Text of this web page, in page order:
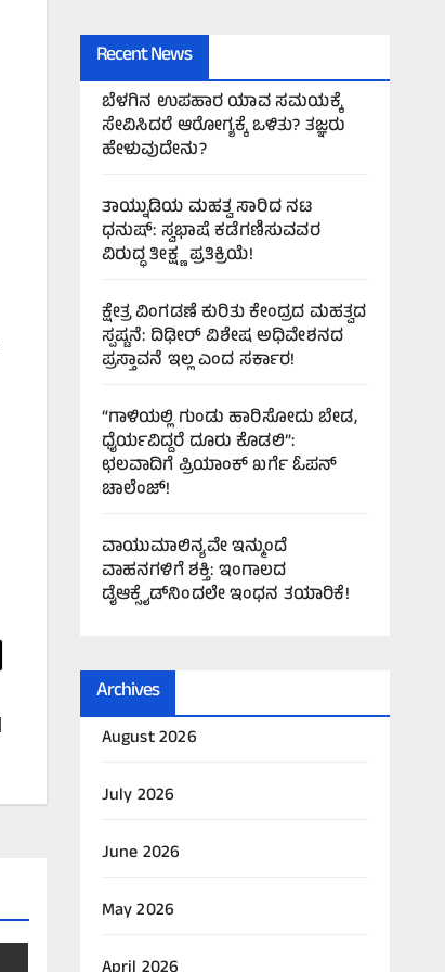
Recent News
ಬೆಳಗಿನ ಉಪಹಾರ ಯಾವ ಸಮಯಕ್ಕೆ
ಸೇವಿಸಿದರೆ ಆರೋಗ್ಯಕ್ಕೆ ಒಳಿತು? ತಜ್ಞರು
ಹೇಳುವುದೇನು?
ತಾಯ್ನುಡಿಯ ಮಹತ್ವ ಸಾರಿದ ನಟ
ಧನುಷ್: ಸ್ವಭಾಷೆ ಕಡೆಗಣಿಸುವವರ
ವಿರುದ್ಧ ತೀಕ್ಷ್ಣ ಪ್ರತಿಕ್ರಿಯೆ!
ಕ್ಷೇತ್ರ ವಿಂಗಡಣೆ ಕುರಿತು ಕೇಂದ್ರದ ಮಹತ್ವದ
ಸ್ಪಷ್ಟನೆ: ದಿಢೀರ್ ವಿಶೇಷ ಅಧಿವೇಶನದ
ಪ್ರಸ್ತಾವನೆ ಇಲ್ಲ ಎಂದ ಸರ್ಕಾರ!
“ಗಾಳಿಯಲ್ಲಿ ಗುಂಡು ಹಾರಿಸೋದು ಬೇಡ,
ಧೈರ್ಯವಿದ್ದರೆ ದೂರು ಕೊಡಲಿ”:
ಛಲವಾದಿಗೆ ಪ್ರಿಯಾಂಕ್ ಖರ್ಗೆ ಓಪನ್
ಚಾಲೆಂಜ್!
ವಾಯುಮಾಲಿನ್ಯವೇ ಇನ್ಮುಂದೆ
ವಾಹನಗಳಿಗೆ ಶಕ್ತಿ: ಇಂಗಾಲದ
ಡೈಆಕ್ಸೈಡ್‌ನಿಂದಲೇ ಇಂಧನ ತಯಾರಿಕೆ!
Archives
August 2026
July 2026
June 2026
May 2026